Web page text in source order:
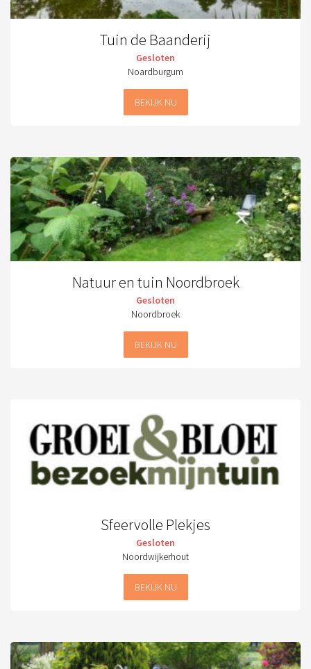
Tuin de Baanderij
Gesloten
Noardburgum
BEKIJK NU
Natuur en tuin Noordbroek
Gesloten
Noordbroek
BEKIJK NU
Sfeervolle Plekjes
Gesloten
Noordwijkerhout
BEKIJK NU